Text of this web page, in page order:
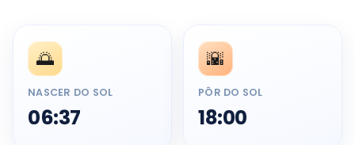
🌅
NASCER DO SOL
06:37
🌇
PÔR DO SOL
18:00